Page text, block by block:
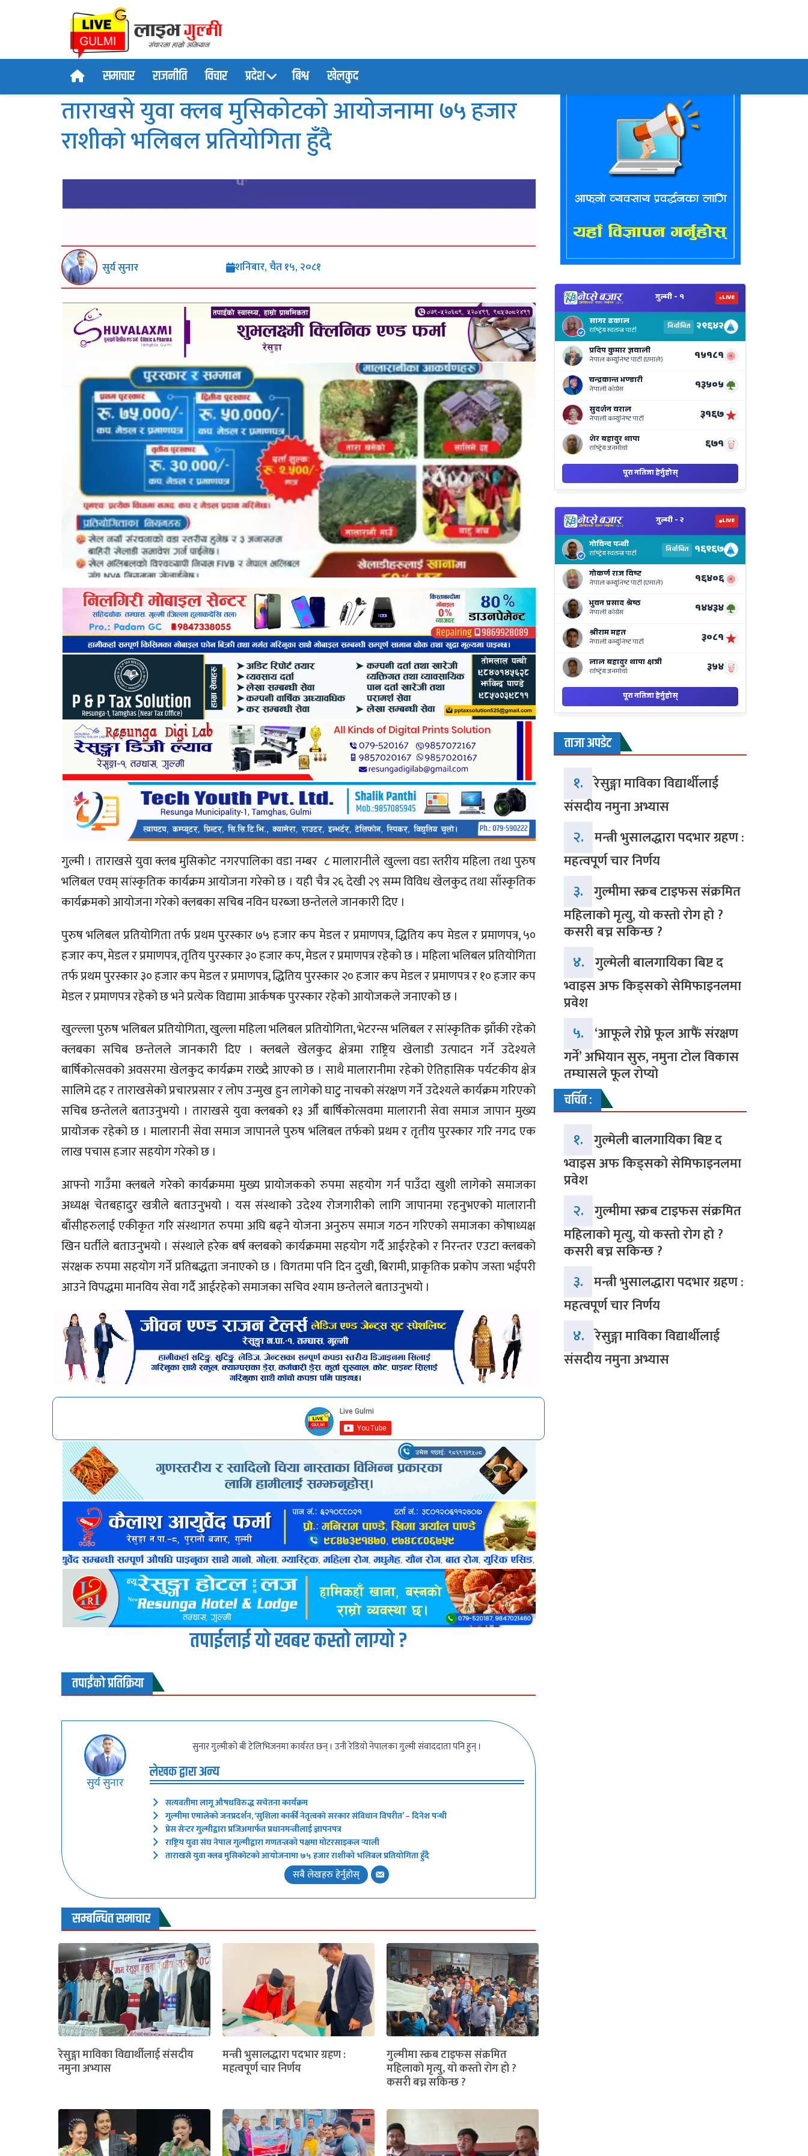
समाचार राजनीति विचार प्रदेश बिश्व खेलकुद
ताराखसे युवा क्लब मुसिकाेटको आयोजनामा ७५ हजार
राशीको भलिबल प्रतियोगिता हुँदै
सुर्य सुनार शनिबार, चैत १५, २०८१
गुल्मी । ताराखसे युवा क्लब मुसिकोट नगरपालिका वडा नम्बर ८ मालारानीले खुल्ला वडा स्तरीय महिला तथा पुरुष
भलिबल एवम् सांस्कृतिक कार्यक्रम आयोजना गरेको छ । यही चैत्र २६ देखी २९ सम्म विविध खेलकुद तथा साँस्कृतिक
कार्यक्रमको आयोजना गरेको क्लबका सचिब नविन घरब्जा छन्तेलले जानकारी दिए ।
पुरुष भलिबल प्रतियोगिता तर्फ प्रथम पुरस्कार ७५ हजार कप मेडल र प्रमाणपत्र, द्धितिय कप मेडल र प्रमाणपत्र, ५०
हजार कप, मेडल र प्रमाणपत्र, तृतिय पुरस्कार ३० हजार कप, मेडल र प्रमाणपत्र रहेको छ । महिला भलिबल प्रतियोगिता
तर्फ प्रथम पुरस्कार ३० हजार कप मेडल र प्रमाणपत्र, द्धितिय पुरस्कार २० हजार कप मेडल र प्रमाणपत्र र १० हजार कप
मेडल र प्रमाणपत्र रहेको छ भने प्रत्येक विद्यामा आर्कषक पुरस्कार रहेको आयोजकले जनाएको छ ।
खुल्ल्ला पुरुष भलिबल प्रतियोगिता, खुल्ला महिला भलिबल प्रतियोगिता, भेटरन्स भलिबल र सांस्कृतिक झाँकी रहेको
क्लबका सचिब छन्तेलले जानकारी दिए । क्लबले खेलकुद क्षेत्रमा राष्ट्रिय खेलाडी उत्पादन गर्ने उदेश्यले
बार्षिकोत्सवको अवसरमा खेलकुद कार्यक्रम राख्दै आएको छ । साथै मालारानीमा रहेको ऐतिहासिक पर्यटकीय क्षेत्र
सालिमे दह र ताराखसेको प्रचारप्रसार र लोप उन्मुख हुन लागेको घाटु नाचको संरक्षण गर्ने उदेश्यले कार्यक्रम गरिएको
सचिब छन्तेलले बताउनुभयो । ताराखसे युवा क्लबको १३ औँ बार्षिकोत्सवमा मालारानी सेवा समाज जापान मुख्य
प्रायोजक रहेको छ । मालारानी सेवा समाज जापानले पुरुष भलिबल तर्फको प्रथम र तृतीय पुरस्कार गरि नगद एक
लाख पचास हजार सहयोग गरेको छ ।
आफ्नो गाउँमा क्लबले गरेको कार्यक्रममा मुख्य प्रायोजकको रुपमा सहयोग गर्न पाउँदा खुशी लागेको समाजका
अध्यक्ष चेतबहादुर खत्रीले बताउनुभयो । यस संस्थाको उदेश्य रोजगारीको लागि जापानमा रहनुभएको मालारानी
बाँसीहरुलाई एकीकृत गरि संस्थागत रुपमा अघि बढ्ने योजना अनुरुप समाज गठन गरिएको समाजका कोषाध्यक्ष
खिन घर्तीले बताउनुभयो । संस्थाले हरेक बर्ष क्लबको कार्यक्रममा सहयोग गर्दै आईरहेको र निरन्तर एउटा क्लबको
संरक्षक रुपमा सहयोग गर्ने प्रतिबद्धता जनाएको छ । विगतमा पनि दिन दुखी, बिरामी, प्राकृतिक प्रकोप जस्ता भईपरी
आउने विपद्धमा मानविय सेवा गर्दै आईरहेको समाजका सचिव श्याम छन्तेलले बताउनुभयो ।
तपाईलाई यो खबर कस्तो लाग्यो ?
तपाईंको प्रतिक्रिया
सुर्य सुनार
सुनार गुल्मीकाे बी टेलिभिजनमा कार्यरत छन् । उनी रेडियो नेपालका गुल्मी संवाददाता पनि हुन् ।
लेखक द्वारा अन्य
सत्यवतीमा लागू औषधविरुद्ध सचेतना कार्यक्रम
गुल्मीमा एमालेको जनप्रदर्शन, ‘सुशिला कार्की नेतृत्वकाे सरकार संविधान विपरीत’ – दिनेश पन्थी
प्रेस सेन्टर गुल्मीद्वारा प्रजिअमार्फत प्रधानमन्त्रीलाई ज्ञापनपत्र
राष्ट्रिय युवा संघ नेपाल गुल्मीद्वारा गणतन्त्रको पक्षमा मोटरसाइकल र्‍याली
ताराखसे युवा क्लब मुसिकाेटको आयोजनामा ७५ हजार राशीको भलिबल प्रतियोगिता हुँदै
सबै लेखहरु हेर्नुहोस्
सम्बन्धित समाचार
रेसुङ्गा माविका विद्यार्थीलाई संसदीय
नमुना अभ्यास
मन्त्री भुसालद्धारा पदभार ग्रहण :
महत्वपूर्ण चार निर्णय
गुल्मीमा स्क्रब टाइफस संक्रमित
महिलाको मृत्यु, यो कस्तो रोग हो ?
कसरी बच्न सकिन्छ ?
ताजा अपडेट
१. रेसुङ्गा माविका विद्यार्थीलाई
संसदीय नमुना अभ्यास
२. मन्त्री भुसालद्धारा पदभार ग्रहण :
महत्वपूर्ण चार निर्णय
३. गुल्मीमा स्क्रब टाइफस संक्रमित
महिलाको मृत्यु, यो कस्तो रोग हो ?
कसरी बच्न सकिन्छ ?
४. गुल्मेली बालगायिका बिष्ट द
भ्वाइस अफ किड्सको सेमिफाइनलमा
प्रवेश
५. ‘आफूले रोप्ने फूल आफैं संरक्षण
गर्ने’ अभियान सुरु, नमुना टोल विकास
तम्घासले फूल रोप्यो
चर्चित :
१. गुल्मेली बालगायिका बिष्ट द
भ्वाइस अफ किड्सको सेमिफाइनलमा
प्रवेश
२. गुल्मीमा स्क्रब टाइफस संक्रमित
महिलाको मृत्यु, यो कस्तो रोग हो ?
कसरी बच्न सकिन्छ ?
३. मन्त्री भुसालद्धारा पदभार ग्रहण :
महत्वपूर्ण चार निर्णय
४. रेसुङ्गा माविका विद्यार्थीलाई
संसदीय नमुना अभ्यास